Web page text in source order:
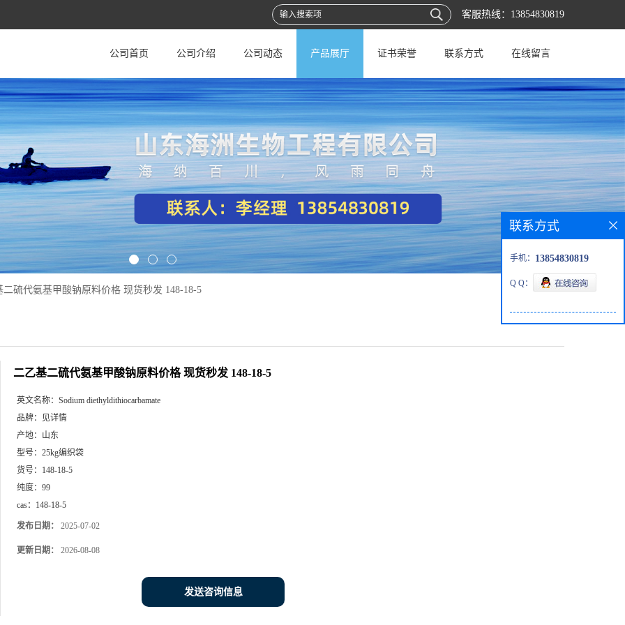
客服热线： 13854830819
公司首页 公司介绍 公司动态 产品展厅 证书荣誉 联系方式 在线留言
二硫代氨基甲酸钠原料价格 现货秒发 148-18-5
二乙基二硫代氨基甲酸钠原料价格 现货秒发 148-18-5
英文名称： Sodium diethyldithiocarbamate
品牌：
见详情
产地： 山东
型号： 25kg编织袋
货号： 148-18-5
纯度： 99
cas： 148-18-5
发布日期： 2025-07-02
更新日期： 2026-08-08
发送咨询信息
联系方式
手机： 13854830819
Q Q：